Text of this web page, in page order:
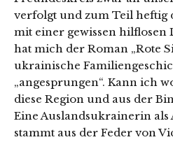
verfolgt und zum Teil heftig
mit einer gewissen hilflosen
hat mich der Roman „Rote
ukrainische
„angesprungen“. Kann ich
diese Region und aus der
Eine Auslandsukrainerin
stammt aus der Feder von